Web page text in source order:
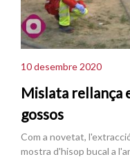
10 desembre 2020
Mislata rellança
gossos
Com a novetat,
mostra d'hisop bucal a